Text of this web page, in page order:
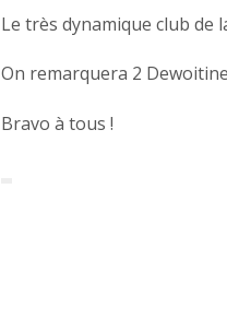
Le très dynamique club de
On remarquera 2
Bravo à tous !